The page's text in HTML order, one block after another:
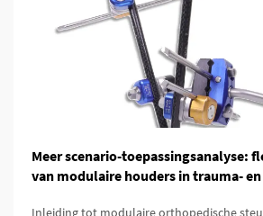
Meer scenario-toepassingsanalyse:
van modulaire houders in trauma-
Inleiding tot modulaire orthopedische